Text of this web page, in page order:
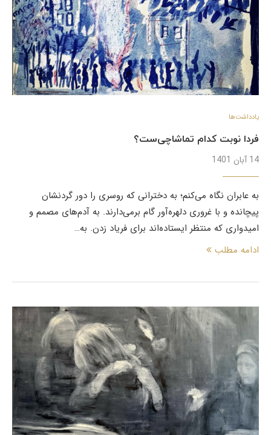
یادداشت‌ها
فردا نوبت کدام تماشاچی‌ست؟
14 آبان 1401
به عابران نگاه می‌کنم؛ به دخترانی که روسری را دور گردنشان
پیچانده‌ و با غروری دلهره‌آور گام برمی‌دارند. به آدم‌های مصمم و
امیدواری که منتظر ایستاده‌اند برای فریاد زدن. به…
ادامه مطلب